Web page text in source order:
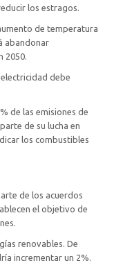
los estragos.
de temperatura
abandonar
2050.
debe
de las emisiones de
de su lucha en
los combustibles
de los acuerdos
el objetivo de
renovables. De
incrementar un 2%.